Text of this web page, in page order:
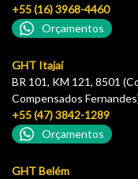
+55 (16) 3968-4460
Orçamentos
GHT Itajaí
BR 101, KM 121, 8501
Compensados
+55 (47) 3842-1289
Orçamentos
GHT Belém